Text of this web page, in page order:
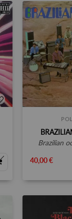
brazilian
40,00 €